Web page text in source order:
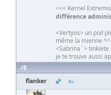
<<< Kernel
différence
<Vertyos> un poil
même la mienne ^^
<Sabrina`> tinkiete
je te trouve aussi
8
flanker